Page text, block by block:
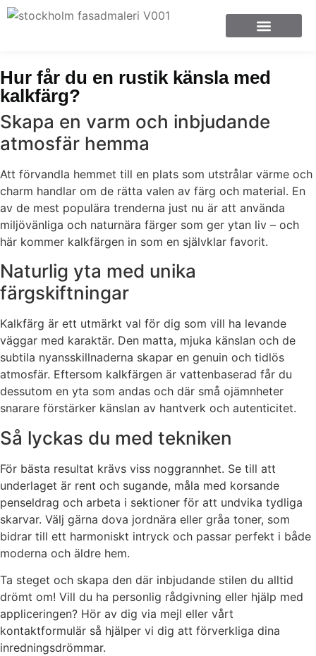
Hur får du en rustik känsla med
kalkfärg?
Skapa en varm och inbjudande
atmosfär hemma
Att förvandla hemmet till en plats som utstrålar värme och
charm handlar om de rätta valen av färg och material. En
av de mest populära trenderna just nu är att använda
miljövänliga och naturnära färger som ger ytan liv – och
här kommer kalkfärgen in som en självklar favorit.
Naturlig yta med unika
färgskiftningar
Kalkfärg är ett utmärkt val för dig som vill ha levande
väggar med karaktär. Den matta, mjuka känslan och de
subtila nyansskillnaderna skapar en genuin och tidlös
atmosfär. Eftersom kalkfärgen är vattenbaserad får du
dessutom en yta som andas och där små ojämnheter
snarare förstärker känslan av hantverk och autenticitet.
Så lyckas du med tekniken
För bästa resultat krävs viss noggrannhet. Se till att
underlaget är rent och sugande, måla med korsande
penseldrag och arbeta i sektioner för att undvika tydliga
skarvar. Välj gärna dova jordnära eller gråa toner, som
bidrar till ett harmoniskt intryck och passar perfekt i både
moderna och äldre hem.
Ta steget och skapa den där inbjudande stilen du alltid
drömt om! Vill du ha personlig rådgivning eller hjälp med
appliceringen? Hör av dig via mejl eller vårt
kontaktformulär så hjälper vi dig att förverkliga dina
inredningsdrömmar.